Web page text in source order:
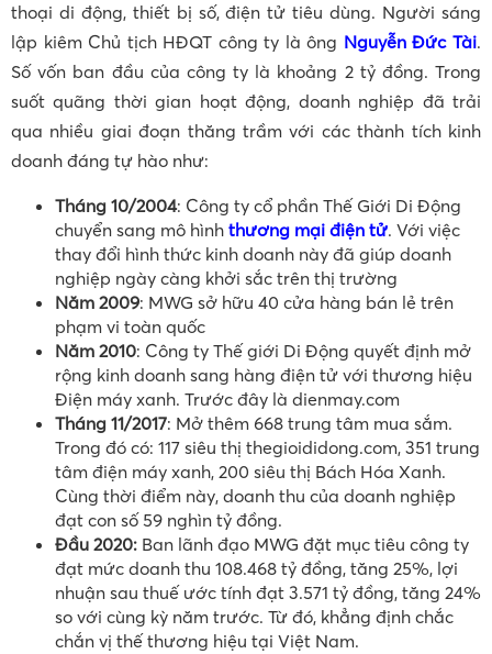
thoại di động, thiết bị số, điện tử tiêu dùng. Người sáng
lập kiêm Chủ tịch HĐQT công ty là ông Nguyễn Đức Tài.
Số vốn ban đầu của công ty là khoảng 2 tỷ đồng. Trong
suốt quãng thời gian hoạt động, doanh nghiệp đã trải
qua nhiều giai đoạn thăng trầm với các thành tích kinh
doanh đáng tự hào như:
Tháng 10/2004: Công ty cổ phần Thế Giới Di Động
chuyển sang mô hình thương mại điện tử. Với việc
thay đổi hình thức kinh doanh này đã giúp doanh
nghiệp ngày càng khởi sắc trên thị trường
Năm 2009: MWG sở hữu 40 cửa hàng bán lẻ trên
phạm vi toàn quốc
Năm 2010: Công ty Thế giới Di Động quyết định mở
rộng kinh doanh sang hàng điện tử với thương hiệu
Điện máy xanh. Trước đây là dienmay.com
Tháng 11/2017: Mở thêm 668 trung tâm mua sắm.
Trong đó có: 117 siêu thị thegioididong.com, 351 trung
tâm điện máy xanh, 200 siêu thị Bách Hóa Xanh.
Cùng thời điểm này, doanh thu của doanh nghiệp
đạt con số 59 nghìn tỷ đồng.
Đầu 2020: Ban lãnh đạo MWG đặt mục tiêu công ty
đạt mức doanh thu 108.468 tỷ đồng, tăng 25%, lợi
nhuận sau thuế ước tính đạt 3.571 tỷ đồng, tăng 24%
so với cùng kỳ năm trước. Từ đó, khẳng định chắc
chắn vị thế thương hiệu tại Việt Nam.